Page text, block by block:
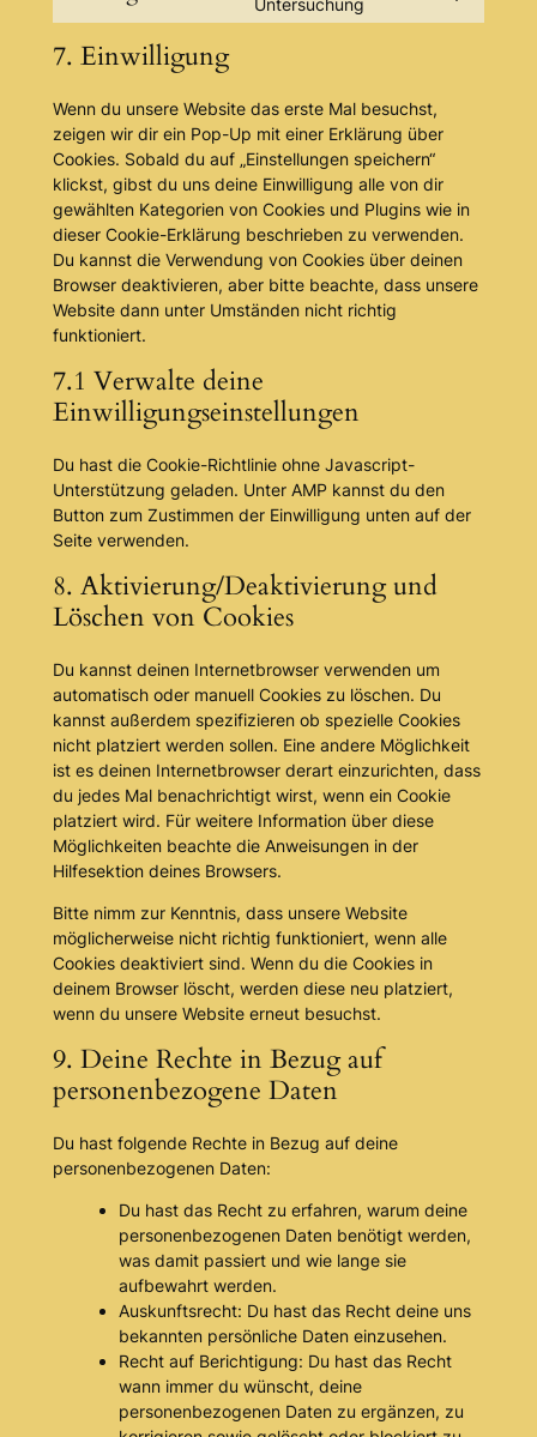
Untersuchung
to
7. Einwilligung
Wenn du unsere Website das erste Mal besuchst,
zeigen wir dir ein Pop-Up mit einer Erklärung über
Cookies. Sobald du auf „Einstellungen speichern“
klickst, gibst du uns deine Einwilligung alle von dir
gewählten Kategorien von Cookies und Plugins wie in
dieser Cookie-Erklärung beschrieben zu verwenden.
Du kannst die Verwendung von Cookies über deinen
Browser deaktivieren, aber bitte beachte, dass unsere
Website dann unter Umständen nicht richtig
funktioniert.
7.1 Verwalte deine
Einwilligungseinstellungen
Du hast die Cookie-Richtlinie ohne Javascript-
Unterstützung geladen. Unter AMP kannst du den
Button zum Zustimmen der Einwilligung unten auf der
Seite verwenden.
8. Aktivierung/Deaktivierung und
Löschen von Cookies
Du kannst deinen Internetbrowser verwenden um
automatisch oder manuell Cookies zu löschen. Du
kannst außerdem spezifizieren ob spezielle Cookies
nicht platziert werden sollen. Eine andere Möglichkeit
ist es deinen Internetbrowser derart einzurichten, dass
du jedes Mal benachrichtigt wirst, wenn ein Cookie
platziert wird. Für weitere Information über diese
Möglichkeiten beachte die Anweisungen in der
Hilfesektion deines Browsers.
Bitte nimm zur Kenntnis, dass unsere Website
möglicherweise nicht richtig funktioniert, wenn alle
Cookies deaktiviert sind. Wenn du die Cookies in
deinem Browser löscht, werden diese neu platziert,
wenn du unsere Website erneut besuchst.
9. Deine Rechte in Bezug auf
personenbezogene Daten
Du hast folgende Rechte in Bezug auf deine
personenbezogenen Daten:
Du hast das Recht zu erfahren, warum deine
personenbezogenen Daten benötigt werden,
was damit passiert und wie lange sie
aufbewahrt werden.
Auskunftsrecht: Du hast das Recht deine uns
bekannten persönliche Daten einzusehen.
Recht auf Berichtigung: Du hast das Recht
wann immer du wünscht, deine
personenbezogenen Daten zu ergänzen, zu